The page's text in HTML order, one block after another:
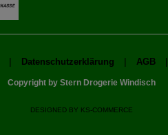
| Datenschutzerklärung | AGB |
Copyright by Stern Drogerie Windisch
DESIGNED BY KS-COMMERCE